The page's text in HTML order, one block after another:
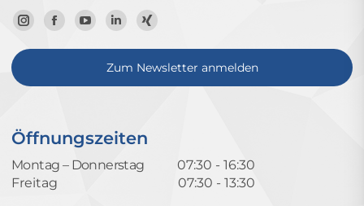
Zum
Instagram-
Zur
Facebook-
Zum
YouTube-
Kanal
Zum
LinkedIn-
Profil
Zum
Xing-
Profil
Zum Newsletter anmelden
Öffnungszeiten
Montag – Donnerstag
07:30 - 16:30
Freitag
07:30 - 13:30